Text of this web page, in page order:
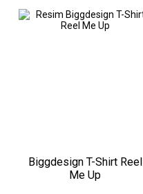
Biggdesign T-Shirt Reel
Me Up